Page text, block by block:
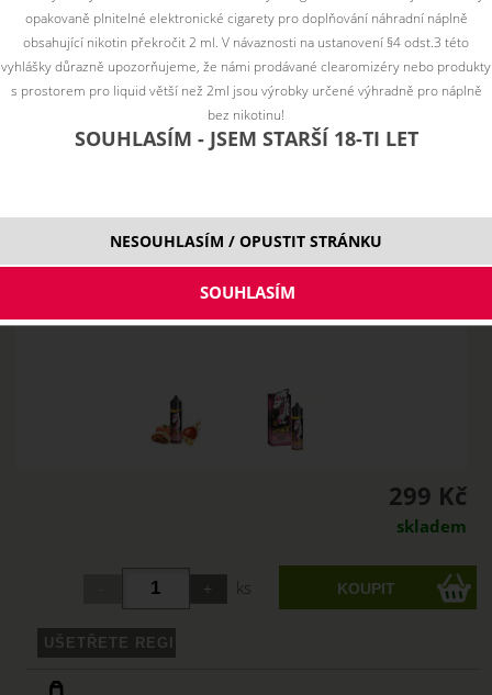
299 Kč
skladem
ks
opakovaně plnitelné elektronické cigarety pro doplňování náhradní náplně
obsahující nikotin překročit 2 ml. V návaznosti na ustanovení §4 odst.3 této
vyhlášky důrazně upozorňujeme, že námi prodávané clearomizéry nebo produkty
s prostorem pro liquid větší než 2ml jsou výrobky určené výhradně pro náplně
bez nikotinu!
SOUHLASÍM - JSEM STARŠÍ 18-TI LET
NESOUHLASÍM / OPUSTIT STRÁNKU